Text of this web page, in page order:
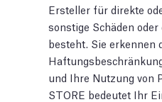
Ersteller für direkte
sonstige Schäden
besteht. Sie erkennen
und Ihre Nutzung von
STORE bedeutet Ihr